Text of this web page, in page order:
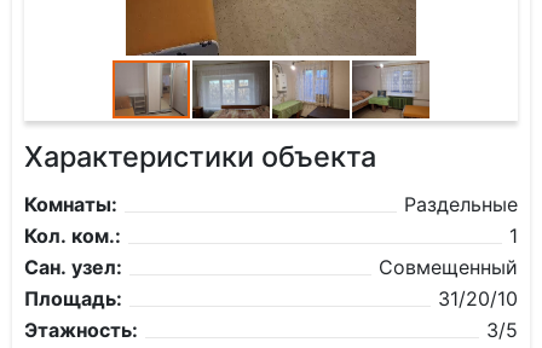
Характеристики объекта
Комнаты:
Раздельные
Кол. ком.:
1
Сан. узел:
Совмещенный
Площадь:
31/20/10
Этажность:
3/5